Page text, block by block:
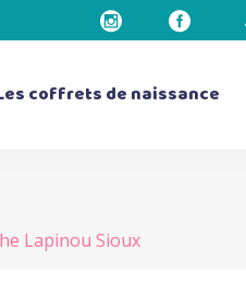
les gourdes
coffrets de naissance
Lapinou Sioux